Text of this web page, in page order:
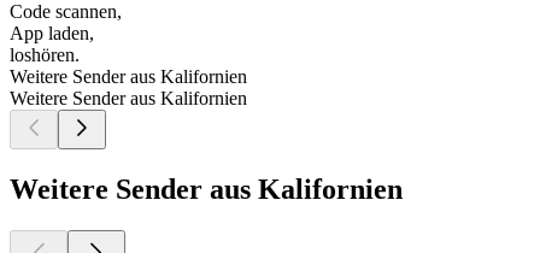
Code scannen,
App laden,
loshören.
Weitere Sender aus Kalifornien
Weitere Sender aus Kalifornien
Weitere Sender aus Kalifornien